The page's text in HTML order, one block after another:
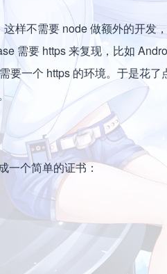
样不需要 node 做额外的开发
需要 https 来复现，比如
要一个 https 的环境。于是花
一个简单的证书：